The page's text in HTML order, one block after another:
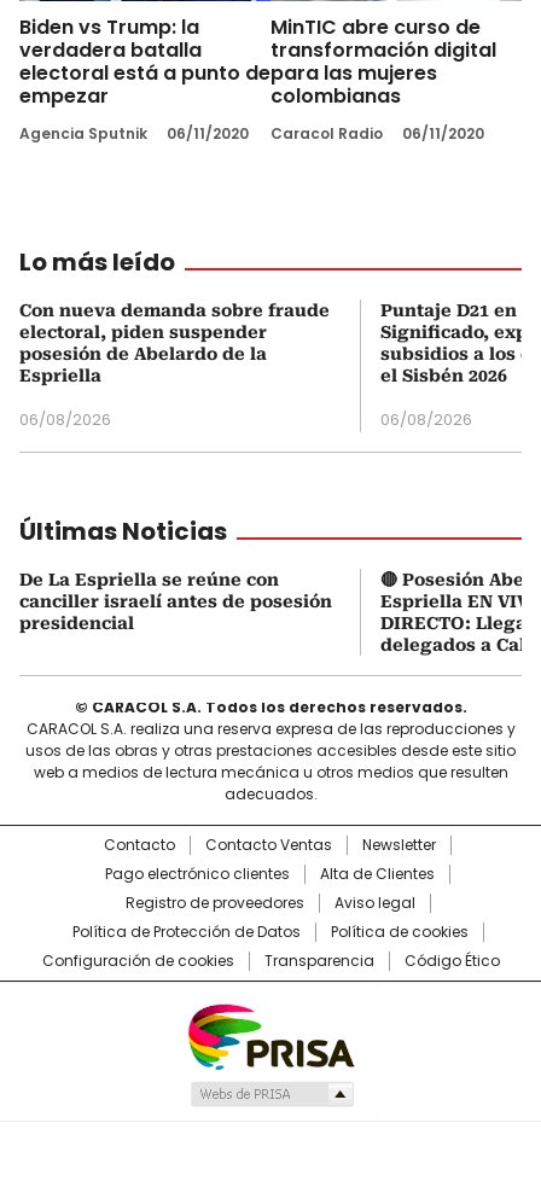
Biden vs Trump: la
verdadera batalla
electoral está a punto de
empezar
Agencia Sputnik 06/11/2020
MinTIC abre curso de
transformación digital
para las mujeres
colombianas
Caracol Radio 06/11/2020
Lo más leído
Con nueva demanda sobre fraude
electoral, piden suspender
posesión de Abelardo de la
Espriella
06/08/2026
Puntaje D21 en
Significado,
subsidios a los
el Sisbén 2026
06/08/2026
Últimas Noticias
De La Espriella se reúne con
canciller israelí antes de posesión
presidencial
🔴 Posesión
Espriella EN
DIRECTO:
delegados a Cali
© CARACOL S.A. Todos los derechos reservados.
CARACOL S.A. realiza una reserva expresa de las reproducciones y
usos de las obras y otras prestaciones accesibles desde este sitio
web a medios de lectura mecánica u otros medios que resulten
adecuados.
Contacto Contacto Ventas
Newsletter
Pago electrónico clientes
Alta de Clientes
Registro de proveedores
Aviso legal
Política de Protección de Datos
Política de cookies
Configuración de cookies
Transparencia Código Ético